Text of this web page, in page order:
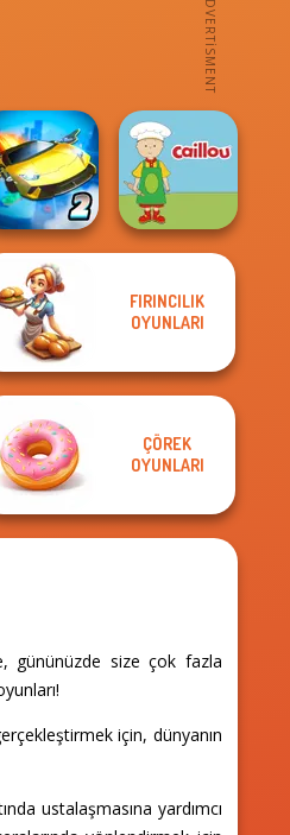
Ultimate Flying
Car 2
Caillou Chef
FIRINCILIK
OYUNLARI
ÇÖREK
OYUNLARI
gününüzde size çok fazla
için, dünyanın
ustalaşmasına yardımcı